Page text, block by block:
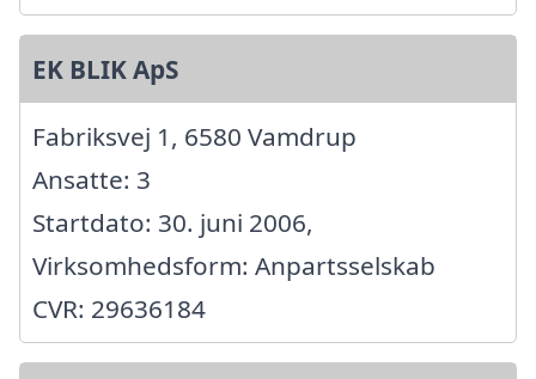
EK BLIK ApS
Fabriksvej 1, 6580 Vamdrup
Ansatte: 3
Startdato: 30. juni 2006,
Virksomhedsform: Anpartsselskab
CVR: 29636184